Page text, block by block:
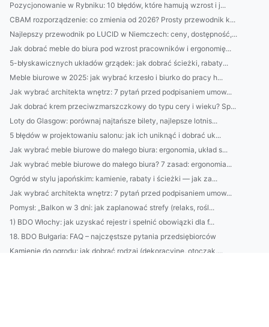
Pozycjonowanie w Rybniku: 10 błędów, które hamują wzrost i j...
CBAM rozporządzenie: co zmienia od 2026? Prosty przewodnik k...
Najlepszy przewodnik po LUCID w Niemczech: ceny, dostępność,...
Jak dobrać meble do biura pod wzrost pracowników i ergonomię...
5-błyskawicznych układów grządek: jak dobrać ścieżki, rabaty...
Meble biurowe w 2025: jak wybrać krzesło i biurko do pracy h...
Jak wybrać architekta wnętrz: 7 pytań przed podpisaniem umow...
Jak dobrać krem przeciwzmarszczkowy do typu cery i wieku? Sp...
Loty do Glasgow: porównaj najtańsze bilety, najlepsze lotnis...
5 błędów w projektowaniu salonu: jak ich uniknąć i dobrać uk...
Jak wybrać meble biurowe do małego biura: ergonomia, układ s...
Jak wybrać meble biurowe do małego biura? 7 zasad: ergonomia...
Ogród w stylu japońskim: kamienie, rabaty i ścieżki — jak za...
Jak wybrać architekta wnętrz: 7 pytań przed podpisaniem umow...
Pomysł: „Balkon w 3 dni: jak zaplanować strefy (relaks, rośl...
1) BDO Włochy: jak uzyskać rejestr i spełnić obowiązki dla f...
18. BDO Bułgaria: FAQ – najczęstsze pytania przedsiębiorców
Kamienie do ogrodu: jak dobrać rodzaj (dekoracyjne, otoczak,...